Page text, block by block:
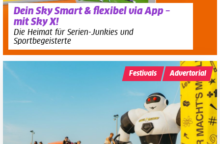
Dein Sky Smart & flexibel via App –
mit Sky X!
Die Heimat für Serien-Junkies und
Sportbegeisterte
Festivals Advertorial